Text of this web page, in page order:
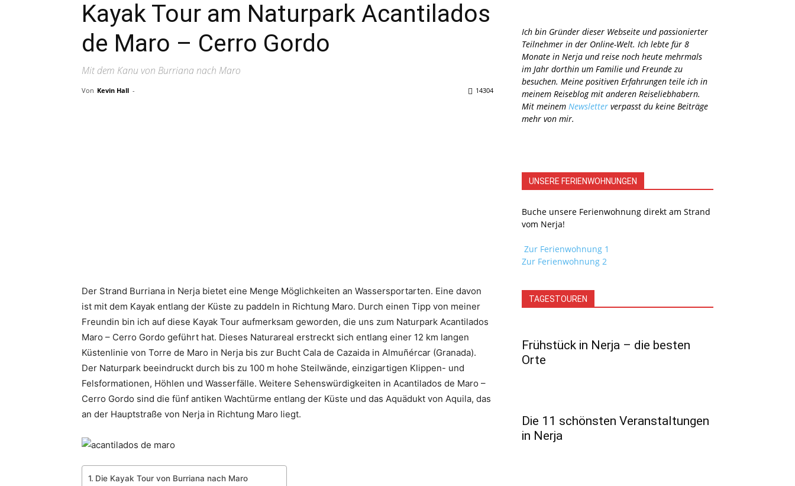
Kayak Tour am Naturpark Acantilados
de Maro – Cerro Gordo
Mit dem Kanu von Burriana nach Maro
Von Kevin Hall - 14304
Der Strand Burriana in Nerja bietet eine Menge Möglichkeiten an Wassersportarten. Eine davon
ist mit dem Kayak entlang der Küste zu paddeln in Richtung Maro. Durch einen Tipp von meiner
Freundin bin ich auf diese Kayak Tour aufmerksam geworden, die uns zum Naturpark Acantilados
Maro – Cerro Gordo geführt hat. Dieses Naturareal erstreckt sich entlang einer 12 km langen
Küstenlinie von Torre de Maro in Nerja bis zur Bucht Cala de Cazaida in Almuñércar (Granada).
Der Naturpark beeindruckt durch bis zu 100 m hohe Steilwände, einzigartigen Klippen- und
Felsformationen, Höhlen und Wasserfälle. Weitere Sehenswürdigkeiten in Acantilados de Maro –
Cerro Gordo sind die fünf antiken Wachtürme entlang der Küste und das Aquädukt von Aquila, das
an der Hauptstraße von Nerja in Richtung Maro liegt.
Die Kayak Tour von Burriana nach Maro
Ich bin Gründer dieser Webseite und passionierter
Teilnehmer in der Online-Welt. Ich lebte für 8
Monate in Nerja und reise noch heute mehrmals
im Jahr dorthin um Familie und Freunde zu
besuchen. Meine positiven Erfahrungen teile ich in
meinem Reiseblog mit anderen Reiseliebhabern.
Mit meinem Newsletter verpasst du keine Beiträge
mehr von mir.
UNSERE FERIENWOHNUNGEN
Buche unsere Ferienwohnung direkt am Strand
vom Nerja!
Zur Ferienwohnung 1
Zur Ferienwohnung 2
TAGESTOUREN
Frühstück in Nerja – die besten
Orte
Die 11 schönsten Veranstaltungen
in Nerja